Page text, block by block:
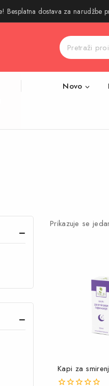
Besplatna dostava za narudžbe
Novo
Prikazuje se
Kapi za